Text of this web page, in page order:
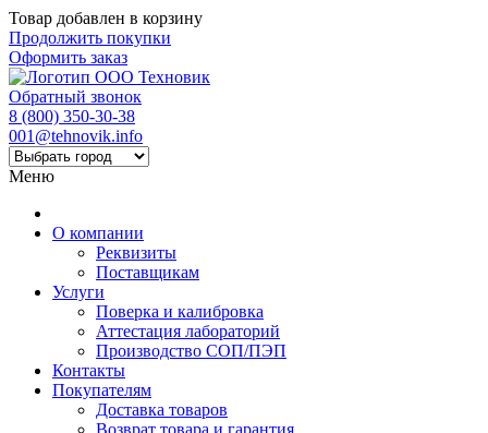
Товар добавлен в корзину
Продолжить покупки
Оформить заказ
Обратный звонок
8 (800) 350-30-38
001@tehnovik.info
Меню
О компании
Реквизиты
Поставщикам
Услуги
Поверка и калибровка
Аттестация лабораторий
Производство СОП/ПЭП
Контакты
Покупателям
Доставка товаров
Возврат товара и гарантия